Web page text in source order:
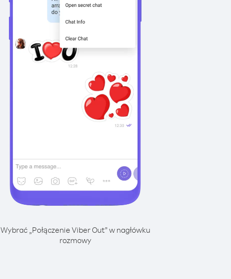
Wybrać „Połączenie Viber Out” w nagłówku
rozmowy